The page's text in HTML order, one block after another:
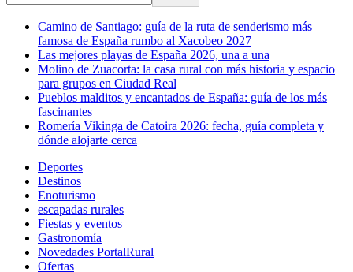
Camino de Santiago: guía de la ruta de senderismo más
famosa de España rumbo al Xacobeo 2027
Las mejores playas de España 2026, una a una
Molino de Zuacorta: la casa rural con más historia y espacio
para grupos en Ciudad Real
Pueblos malditos y encantados de España: guía de los más
fascinantes
Romería Vikinga de Catoira 2026: fecha, guía completa y
dónde alojarte cerca
Deportes
Destinos
Enoturismo
escapadas rurales
Fiestas y eventos
Gastronomía
Novedades PortalRural
Ofertas